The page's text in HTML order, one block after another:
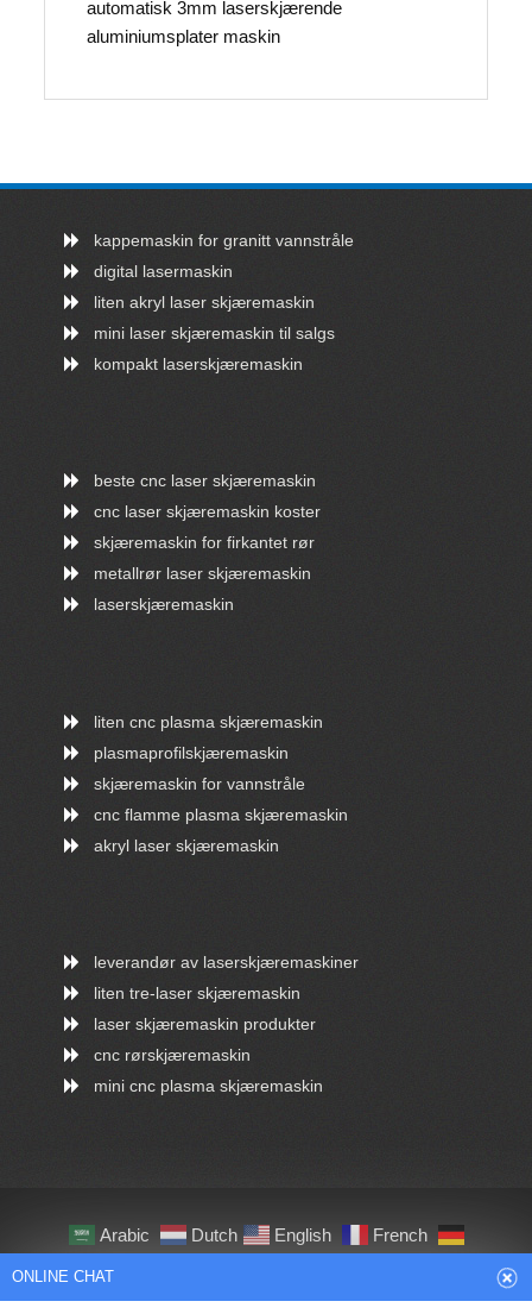
automatisk 3mm laserskjærende
aluminiumsplater maskin
kappemaskin for granitt vannstråle
digital lasermaskin
liten akryl laser skjæremaskin
mini laser skjæremaskin til salgs
kompakt laserskjæremaskin
beste cnc laser skjæremaskin
cnc laser skjæremaskin koster
skjæremaskin for firkantet rør
metallrør laser skjæremaskin
laserskjæremaskin
liten cnc plasma skjæremaskin
plasmaprofilskjæremaskin
skjæremaskin for vannstråle
cnc flamme plasma skjæremaskin
akryl laser skjæremaskin
leverandør av laserskjæremaskiner
liten tre-laser skjæremaskin
laser skjæremaskin produkter
cnc rørskjæremaskin
mini cnc plasma skjæremaskin
Arabic Dutch English
French
Cilina
Hi,welcome to visit our website.